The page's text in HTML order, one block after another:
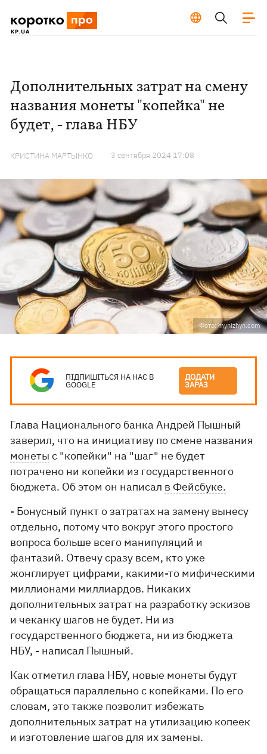
Дополнительных затрат на смену
названия монеты "копейка" не
будет, - глава НБУ
КРИСТИНА МАРТЫНКО 3 сентября 2024 17:08
Фото: mynizhyn.com
ПІДПИШІТЬСЯ НА НАС В
GOOGLE
ДОДАТИ
ЗАРАЗ
Глава Национального банка Андрей Пышный
заверил, что на инициативу по смене названия
монеты с "копейки" на "шаг" не будет
потрачено ни копейки из государственного
бюджета. Об этом он написал в Фейсбуке.
- Бонусный пункт о затратах на замену вынесу
отдельно, потому что вокруг этого простого
вопроса больше всего манипуляций и
фантазий. Отвечу сразу всем, кто уже
жонглирует цифрами, какими-то мифическими
миллионами миллиардов. Никаких
дополнительных затрат на разработку эскизов
и чеканку шагов не будет. Ни из
государственного бюджета, ни из бюджета
НБУ, - написал Пышный.
Как отметил глава НБУ, новые монеты будут
обращаться параллельно с копейками. По его
словам, это также позволит избежать
дополнительных затрат на утилизацию копеек
и изготовление шагов для их замены.